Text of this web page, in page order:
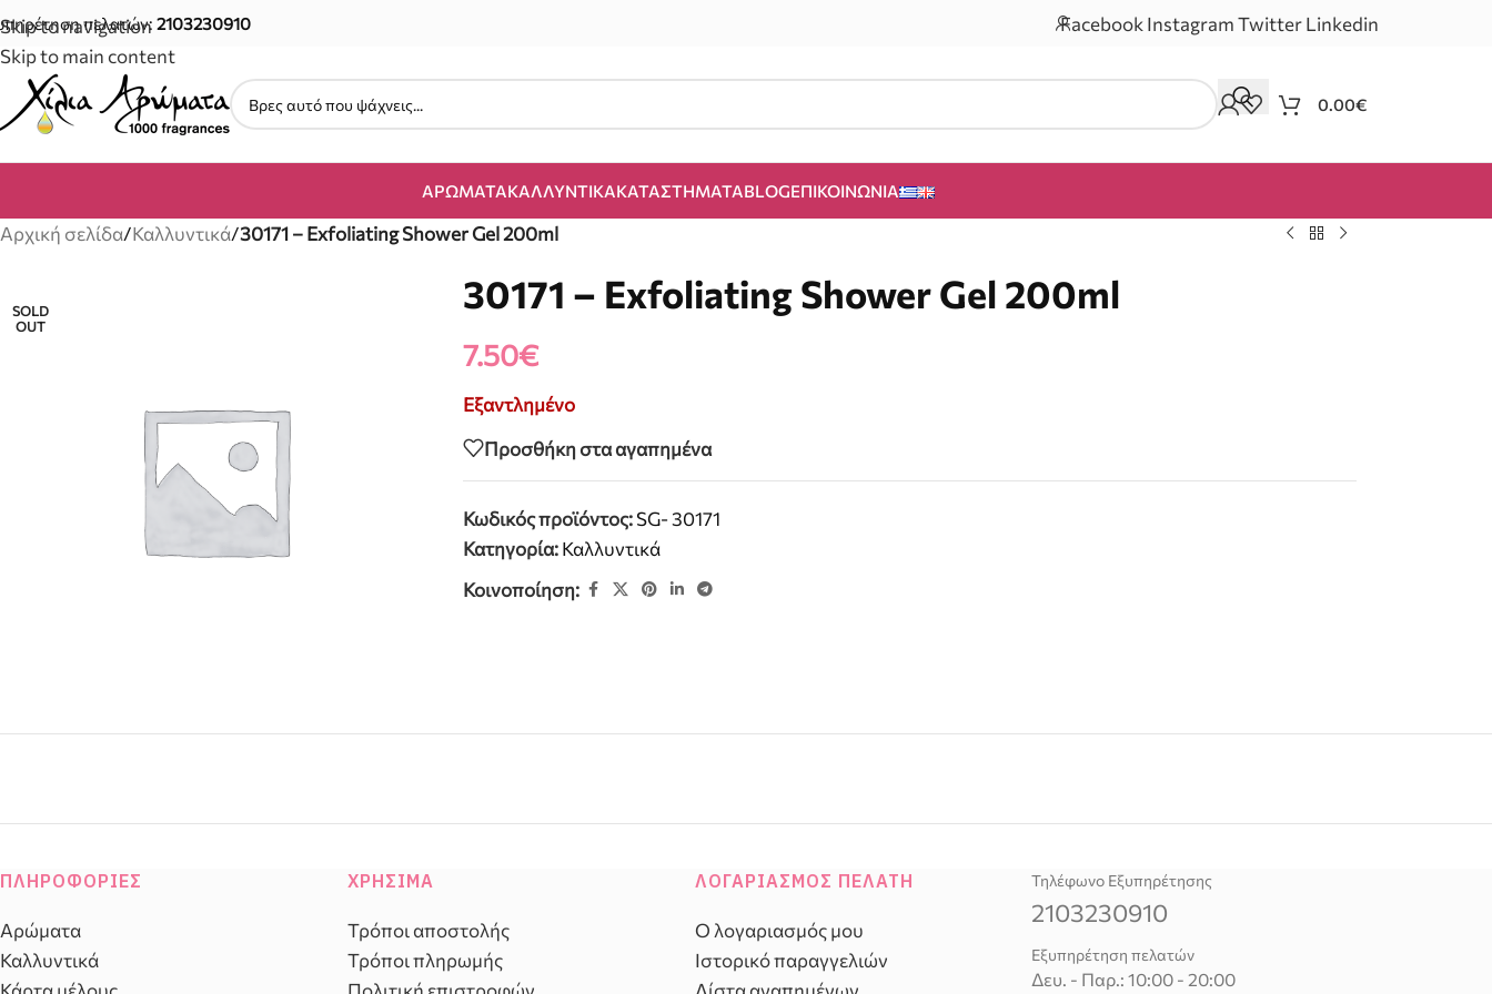
Skip to navigation
Skip to main content
πελατών: 2103230910 FacebookInstagramTwitterLinkedin
0.00€
ΑΡΏΜΑΤΑΚΑΛΛΥΝΤΙΚΆΚΑΤΑΣΤΉΜΑΤΑBLOGΕΠΙΚΟΙΝΩΝΊΑ
Αρχική σελίδα/Καλλυντικά/30171 – Exfoliating Shower Gel 200ml
SOLD
OUT
30171 – Exfoliating Shower Gel 200ml
7.50€
Εξαντλημένο
Προσθήκη στα αγαπημένα
Κωδικός προϊόντος:SG- 30171
Κατηγορία:Καλλυντικά
Κοινοποίηση:
ΠΛΗΡΟΦΟΡΊΕΣ
Αρώματα
Καλλυντικά
ΧΡΉΣΙΜΑ
Τρόποι αποστολής
Τρόποι πληρωμής
ΛΟΓΑΡΙΑΣΜΌΣ ΠΕΛΆΤΗ
Ο λογαριασμός μου
Ιστορικό παραγγελιών
Τηλέφωνο Εξυπηρέτησης
2103230910
Εξυπηρέτηση πελατών
Δευ. - Παρ.: 10:00 - 20:00